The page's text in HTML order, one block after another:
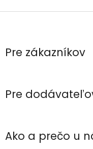
Z
pPre zákazníkov
Pre
Ako a prečo u